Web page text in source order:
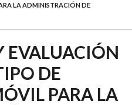
LA ADMINISTRACIÓN DE
EVALUACIÓN
DE
PARA LA